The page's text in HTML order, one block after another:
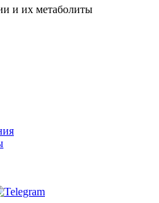
и их метаболиты